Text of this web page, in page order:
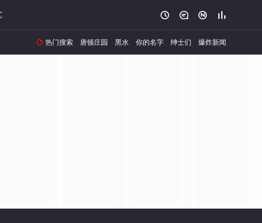
   
 热门搜索 唐顿庄园 黑水 你的名字 绅士们 爆炸新闻